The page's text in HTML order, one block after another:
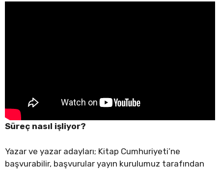
Süreç nasıl işliyor?
Yazar ve yazar adayları; Kitap Cumhuriyeti’ne
başvurabilir, başvurular yayın kurulumuz tarafından